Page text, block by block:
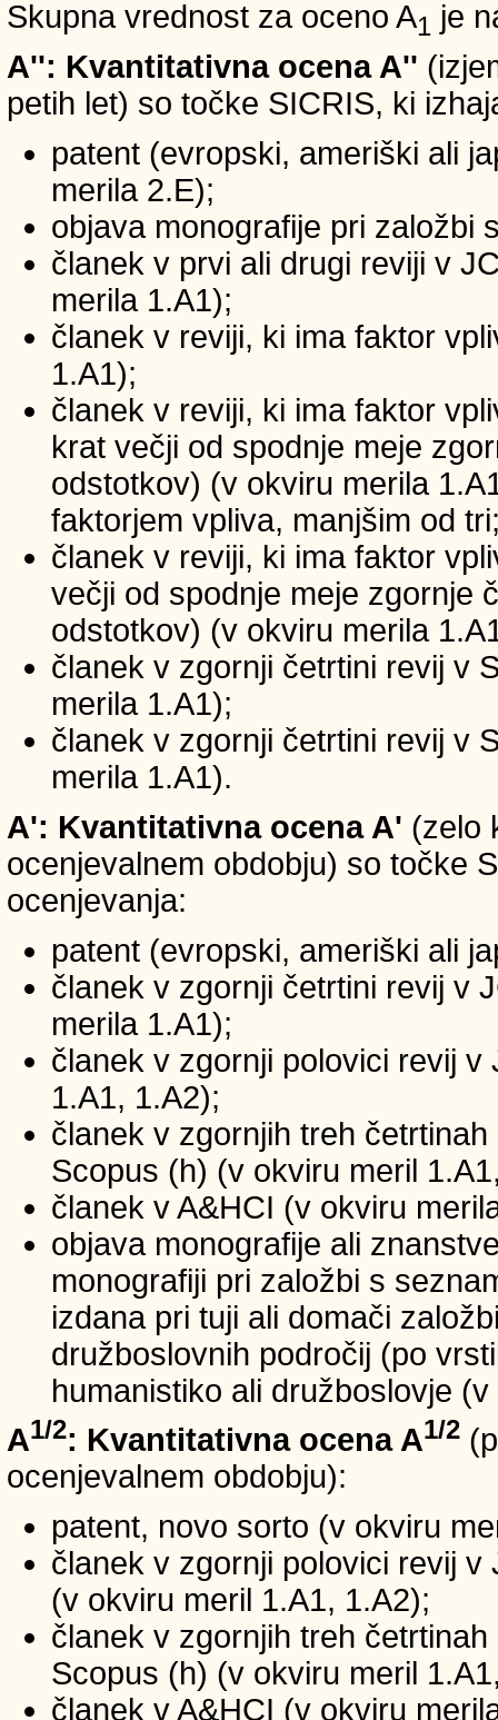
Skupna vrednost za oceno A1 je
A'': Kvantitativna ocena A''
petih let) so točke SICRIS, ki
patent (evropski, ameriški ali
merila 2.E);
objava monografije pri založbi
članek v prvi ali drugi reviji v
merila 1.A1);
članek v reviji, ki ima faktor
1.A1);
članek v reviji, ki ima faktor
krat večji od spodnje meje
odstotkov) (v okviru merila
faktorjem vpliva, manjšim od
članek v reviji, ki ima faktor
večji od spodnje meje zgornje
odstotkov) (v okviru merila
članek v zgornji četrtini revij v
merila 1.A1);
članek v zgornji četrtini revij v
merila 1.A1).
A': Kvantitativna ocena A' (zelo
ocenjevalnem obdobju) so točke
ocenjevanja:
patent (evropski, ameriški ali
članek v zgornji četrtini revij v
merila 1.A1);
članek v zgornji polovici revij
1.A1, 1.A2);
članek v zgornjih treh
Scopus (h) (v okviru meril
članek v A&HCI (v okviru
objava monografije ali
monografiji pri založbi s
izdana pri tuji ali domači
družboslovnih področij (po
humanistiko ali družboslovje
A1/2: Kvantitativna ocena A1/2
ocenjevalnem obdobju):
patent, novo sorto (v okviru
članek v zgornji polovici revij
(v okviru meril 1.A1, 1.A2);
članek v zgornjih treh
Scopus (h) (v okviru meril
članek v A&HCI (v okviru